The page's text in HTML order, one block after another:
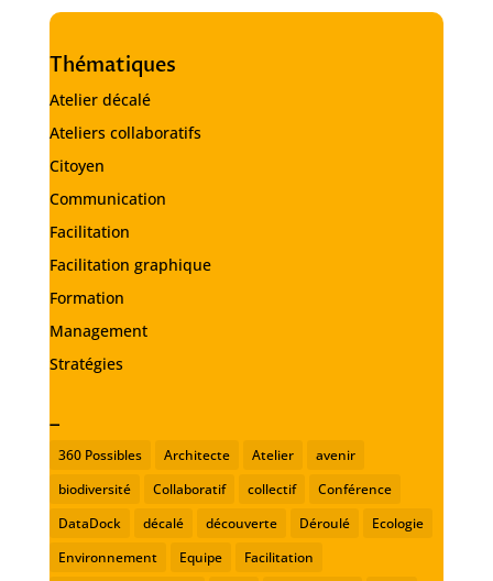
Thématiques
Atelier décalé
Ateliers collaboratifs
Citoyen
Communication
Facilitation
Facilitation graphique
Formation
Management
Stratégies
_
360 Possibles Architecte Atelier
avenir
biodiversité
Collaboratif collectif
Conférence
DataDock
décalé découverte Déroulé
Ecologie
Environnement
Equipe Facilitation